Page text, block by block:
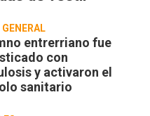
GENERAL
entrerriano fue
con
y activaron el
sanitario